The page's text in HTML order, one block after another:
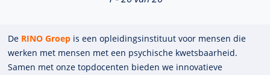
De RINO Groep is een opleidings­insti­tuut voor mensen die
werken met mensen met een psychische kwets­baar­heid.
Samen met onze top­docenten bieden we innova­tieve